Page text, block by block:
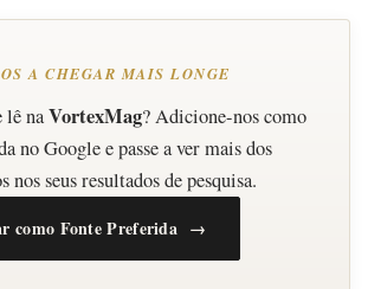
A CHEGAR MAIS LONGE
lê naVortexMag? Adicione-nos como
no Google e passe a ver mais dos
nos seus resultados de pesquisa.
como Fonte Preferida →